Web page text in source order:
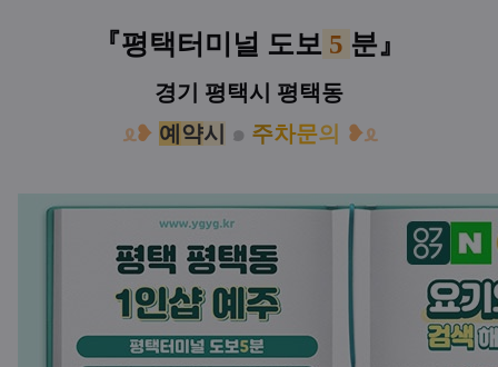
『평택터미널 도보 5 분』
경기 평택시 평택동
ᦸ❥ 예 약시 ๑ 주차문의 ❥ᦸ